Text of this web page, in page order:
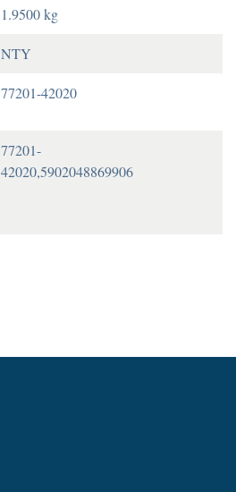
1.9500 kg
NTY
77201-42020
77201-
42020,5902048869906